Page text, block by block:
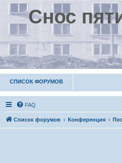
Снос
СПИСОК ФОРУМОВ
FAQ
Список форумов Конференция